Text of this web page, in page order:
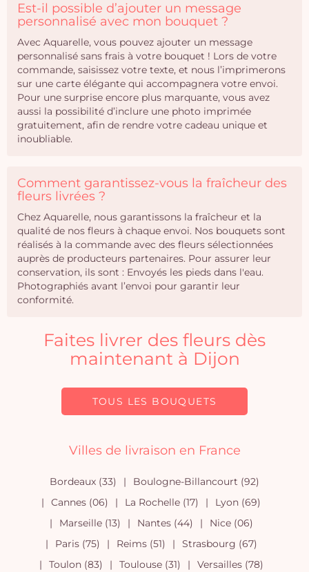
Est-il possible d’ajouter un message
personnalisé avec mon bouquet ?
Avec Aquarelle, vous pouvez ajouter un message
personnalisé sans frais à votre bouquet ! Lors de votre
commande, saisissez votre texte, et nous l’imprimerons
sur une carte élégante qui accompagnera votre envoi.
Pour une surprise encore plus marquante, vous avez
aussi la possibilité d’inclure une photo imprimée
gratuitement, afin de rendre votre cadeau unique et
inoubliable.
Comment garantissez-vous la fraîcheur des
fleurs livrées ?
Chez Aquarelle, nous garantissons la fraîcheur et la
qualité de nos fleurs à chaque envoi. Nos bouquets sont
réalisés à la commande avec des fleurs sélectionnées
auprès de producteurs partenaires. Pour assurer leur
conservation, ils sont : Envoyés les pieds dans l'eau.
Photographiés avant l’envoi pour garantir leur
conformité.
Faites livrer des fleurs dès
maintenant à Dijon
TOUS LES BOUQUETS
Villes de livraison en France
Bordeaux (33)
Boulogne-Billancourt (92)
Cannes (06)
La Rochelle (17)
Lyon (69)
Marseille (13)
Nantes (44)
Nice (06)
Paris (75)
Reims (51)
Strasbourg (67)
Toulon (83)
Toulouse (31) Versailles (78)